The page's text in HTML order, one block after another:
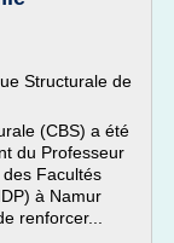
Structurale de
(CBS) a été
du Professeur
Facultés
à Namur
renforcer...